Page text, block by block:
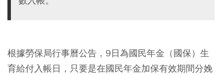
根據勞保局行事曆公告，9日為國民年金（國保）生
育給付入帳日，只要是在國民年金加保有效期間分娩